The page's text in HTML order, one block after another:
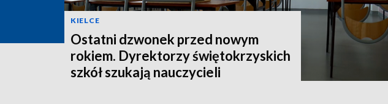
KIELCE
Ostatni dzwonek przed nowym
rokiem. Dyrektorzy świętokrzyskich
szkół szukają nauczycieli